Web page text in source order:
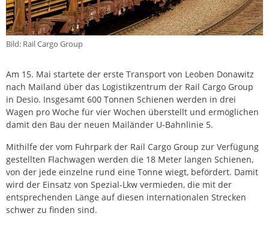
Bild: Rail Cargo Group
Am 15. Mai startete der erste Transport von Leoben Donawitz
nach Mailand über das Logistikzentrum der Rail Cargo Group
in Desio. Insgesamt 600 Tonnen Schienen werden in drei
Wagen pro Woche für vier Wochen überstellt und ermöglichen
damit den Bau der neuen Mailänder U-Bahnlinie 5.
Mithilfe der vom Fuhrpark der Rail Cargo Group zur Verfügung
gestellten Flachwagen werden die 18 Meter langen Schienen,
von der jede einzelne rund eine Tonne wiegt, befördert. Damit
wird der Einsatz von Spezial-Lkw vermieden, die mit der
entsprechenden Länge auf diesen internationalen Strecken
schwer zu finden sind.